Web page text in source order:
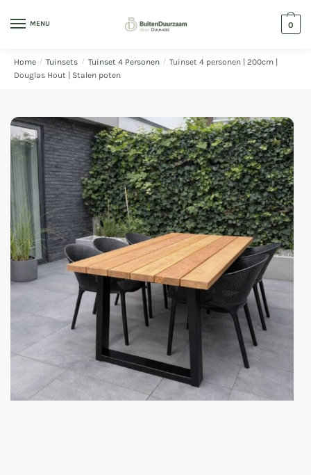
MENU 0
Home / Tuinsets / Tuinset 4 Personen / Tuinset 4 personen | 200cm |
Douglas Hout | Stalen poten